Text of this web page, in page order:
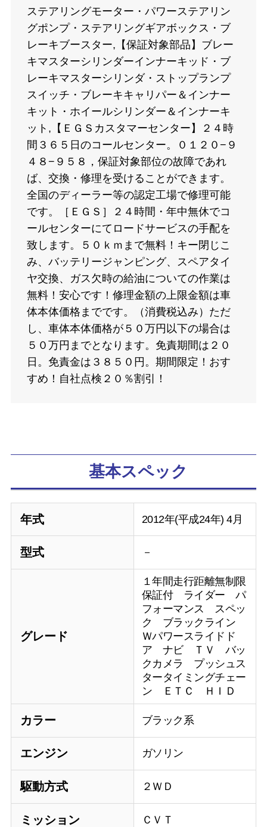
ステアリングモーター・パワーステアリン
グポンプ・ステアリングギアボックス・ブ
レーキブースター,【保証対象部品】ブレー
キマスターシリンダーインナーキッド・ブ
レーキマスターシリンダ・ストップランプ
スイッチ・ブレーキキャリパー＆インナー
キット・ホイールシリンダー＆インナーキ
ット,【ＥＧＳカスタマーセンター】２４時
間３６５日のコールセンター。０１２０−９
４８−９５８，保証対象部位の故障であれ
ば、交換・修理を受けることができます。
全国のディーラー等の認定工場で修理可能
です。［ＥＧＳ］２４時間・年中無休でコ
ールセンターにてロードサービスの手配を
致します。５０ｋｍまで無料！キー閉じこ
み、バッテリージャンピング、スペアタイ
ヤ交換、ガス欠時の給油についての作業は
無料！安心です！修理金額の上限金額は車
体本体価格までです。（消費税込み）ただ
し、車体本体価格が５０万円以下の場合は
５０万円までとなります。免責期間は２０
日。免責金は３８５０円。期間限定！おす
すめ！自社点検２０％割引！
基本スペック
年式 2012年(平成24年) 4月
型式 －
グレード
１年間走行距離無制限
保証付 ライダー パ
フォーマンス スペッ
ク ブラックライン
Ｗパワースライドド
ア ナビ ＴＶ バッ
クカメラ プッシュス
タータイミングチェー
ン ＥＴＣ ＨＩＤ
カラー ブラック系
エンジン ガソリン
駆動方式 ２ＷＤ
ミッション ＣＶＴ